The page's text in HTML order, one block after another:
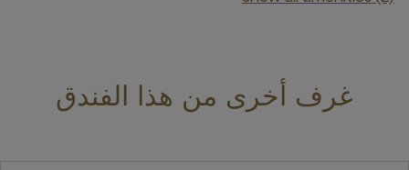
غرف أخرى من هذا الفندق